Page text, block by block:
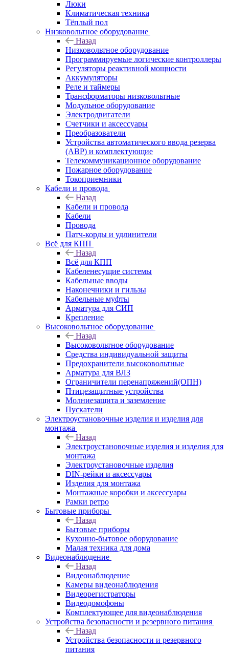
Люки
Климатическая техника
Тёплый пол
Низковольтное оборудование
Назад
Низковольтное оборудование
Программируемые логические контроллеры
Регуляторы реактивной мощности
Аккумуляторы
Реле и таймеры
Трансформаторы низковольтные
Модульное оборудование
Электродвигатели
Счетчики и аксессуары
Преобразователи
Устройства автоматического ввода резерва
(АВР) и комплектующие
Телекоммуникационное оборудование
Пожарное оборудование
Токоприемники
Кабели и провода
Назад
Кабели и провода
Кабели
Провода
Патч-корды и удлинители
Всё для КПП
Назад
Всё для КПП
Кабеленесущие системы
Кабельные вводы
Наконечники и гильзы
Кабельные муфты
Арматура для СИП
Крепление
Высоковольтное оборудование
Назад
Высоковольтное оборудование
Средства индивидуальной защиты
Предохранители высоковольтные
Арматура для ВЛЗ
Ограничители перенапряжений(ОПН)
Птицезащитные устройства
Молниезащита и заземление
Пускатели
Электроустановочные изделия и изделия для
монтажа
Назад
Электроустановочные изделия и изделия для
монтажа
Электроустановочные изделия
DIN-рейки и аксессуары
Изделия для монтажа
Монтажные коробки и аксессуары
Рамки ретро
Бытовые приборы
Назад
Бытовые приборы
Кухонно-бытовое оборудование
Малая техника для дома
Видеонаблюдение
Назад
Видеонаблюдение
Камеры видеонаблюдения
Видеорегистраторы
Видеодомофоны
Комплектующее для видеонаблюдения
Устройства безопасности и резервного питания
Назад
Устройства безопасности и резервного
питания